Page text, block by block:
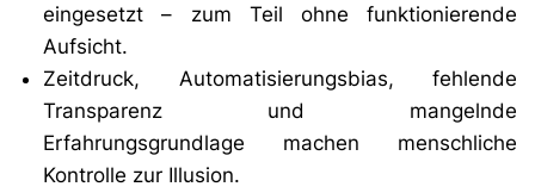
eingesetzt – zum Teil ohne funktionierende
Aufsicht.
Zeitdruck, Automatisierungsbias, fehlende
Transparenz und mangelnde
Erfahrungsgrundlage machen menschliche
Kontrolle zur Illusion.